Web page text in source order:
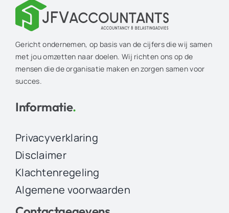
Gericht ondernemen, op basis van de cijfers die wij samen
met jou omzetten naar doelen. Wij richten ons op de
mensen die de organisatie maken en zorgen samen voor
succes.
Informatie.
Privacyverklaring
Disclaimer
Klachtenregeling
Algemene voorwaarden